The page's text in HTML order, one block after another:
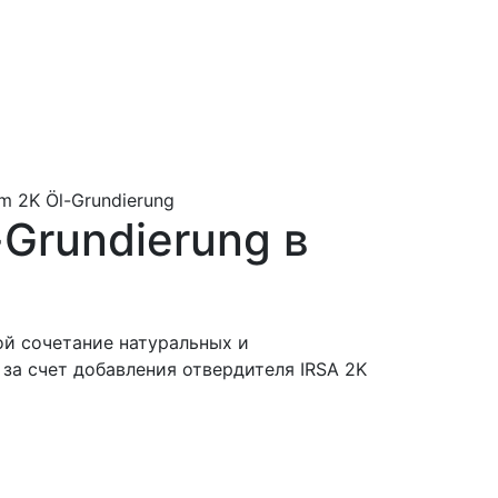
2K Öl-Grundierung
в
сочетание натуральных и
счет добавления отвердителя IRSA 2K